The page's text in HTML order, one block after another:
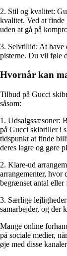
2. Stil og kvalitet:
kvalitet. Ved at
uden at gå på
3. Selvtillid: At have
pisterne. Du vil føle
Hvornår kan
Tilbud på Gucci
såsom:
1. Udsalgssæsoner:
på Gucci skibriller i
tidspunkt at finde
deres lagre og gøre
2. Klare-ud
arrangementer, hvor
begrænset antal eller
3. Særlige
samarbejder, og der
Mange online
på sociale medier,
øje med disse